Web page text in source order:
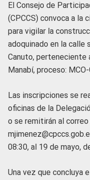
El Consejo de
(CPCCS) convoca a la
para vigilar la
adoquinado en la calle
Canuto, perteneciente
Manabí, proceso:
Las inscripciones se
oficinas de la
o se remitirán al
08:30, al 19 de mayo,
Una vez que concluya